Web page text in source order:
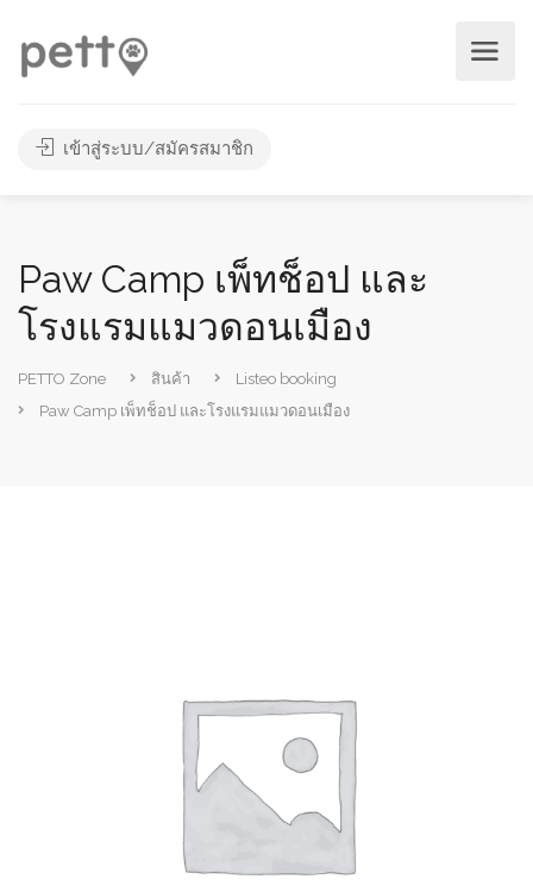
เข้าสู่ระบบ/สมัครสมาชิก
Paw Camp เพ็ทช็อป และ
โรงแรมแมวดอนเมือง
PETTO Zone สินค้า
Listeo booking
Paw Camp เพ็ทช็อป และโรงแรมแมวดอนเมือง